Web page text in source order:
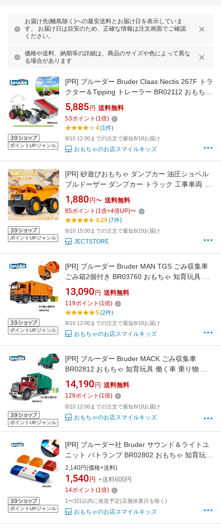
お届け先(離島除く)への最安送料とお届け日を表示していま
す。 お届け日は目安のため、正確な情報は注文画面でご確認
ください。
価格や送料、納期等の詳細は、商品のサイズや色によって異な
る場合があります
ポイントUPジャンル
[PR] ブルーダー Bruder Claas Nectis 267F トラ
クター＆Tipping トレーラー BR02112 おもちゃ
知育玩具 働く車 乗り物 車 ミニカー 3歳 4歳 5
歳 誕生日プレゼント 男の子 ギフト ドイツ製 は
たらくくるま 農業機械 クラス 1/16スケール プ
レゼント 出産祝い 人気 丈夫 砂場 牽引
5,885 円 送料無料
53ポイント (1倍)
4(1件)
8/10 12:00までの注文で最短8/18お届け
おもちゃのお店スマイルキッズ
ポイントUPジャンル
[PR] 砂遊びおもちゃ ダンプカー 油圧ショベル
ブルドーザー ダンプカー トラック 工事車両 エ
コABS素材 ミニカー モデルカー おもちゃ 砂場
セット 建設現場 お風呂の玩具 水遊び 雪遊び 公
園 砂場 お風呂 子供砂遊びおもちゃ 室内 屋外兼
1,880 円〜 送料無料
85ポイント (1倍+4倍UP)〜
4.29(7件)
8/10 15:00までの注文で最短8/19お届け
JECTSTORE
ポイントUPジャンル
[PR] ブルーダー Bruder MAN TGS ごみ収集車
ごみ箱2個付き BR03760 おもちゃ 知育玩具 働
く車 乗り物 車 ミニカー 3歳 4歳 5歳 誕生日プ
レゼント 男の子 ギフト ドイツ製 はたらくくる
ま 塵芥車 トラック 1/16スケール 模型 クリスマ
スプレゼント 祝い 人気 リアル 巨大 清掃車
13,090 円 送料無料
119ポイント (1倍)
5(2件)
8/10 12:00までの注文で最短8/18お届け
おもちゃのお店スマイルキッズ
ポイントUPジャンル
[PR] ブルーダー Bruder MACK ごみ収集車
BR02812 おもちゃ 知育玩具 働く車 乗り物 車
ミニカー 3歳 4歳 5歳 誕生日プレゼント 男の子
ギフト ドイツ製 はたらくくるま 塵芥車 トラッ
ク 1/16スケール クリスマスプレゼント 祝い 人
気 リアル 清掃車 マック グラナイト パッカー車
14,190 円 送料無料
129ポイント (1倍)
8/10 12:00までの注文で最短8/18お届け
おもちゃのお店スマイルキッズ
ポイントUPジャンル
[PR] ブルーダー社 Bruder サウンド＆ライトユ
ニット パトランプ BR02802 おもちゃ 知育玩具
働く車 乗り物 車 ミニカー 3歳 4歳 5歳 誕生日
プレゼント 男の子 ギフト ドイツ製 くるま 消防
車 パトカー 救急車 カスタム パーツ サイレン
音が鳴る 光る 1/16スケール プチギフト
2,140円(価格+送料)
1,540 円 +送料600円
14ポイント (1倍)
1〜3日以内に発送予定(店舗休業日を除く)
おもちゃのお店スマイルキッズ